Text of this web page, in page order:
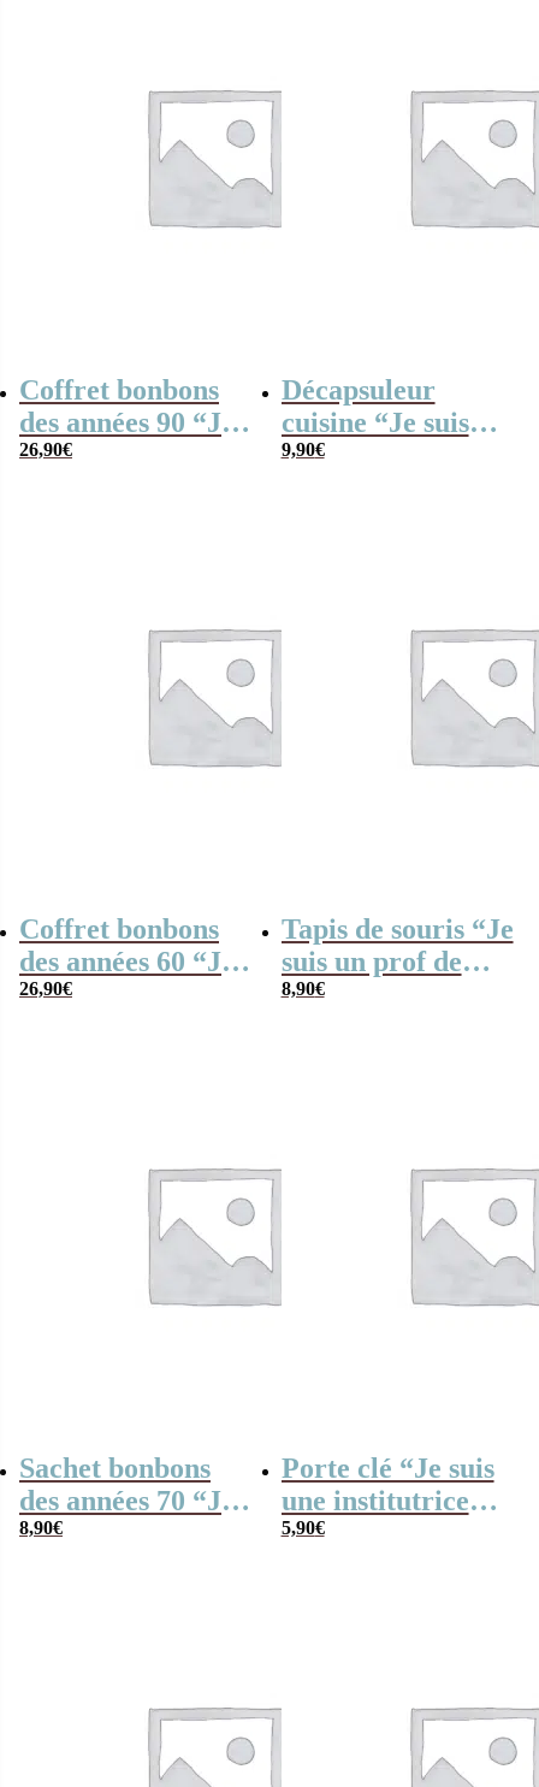
Coffret bonbons
des années 90 “Je
suis une prof de
26,90€
Décapsuleur
cuisine “Je suis
une institutrice
9,90€
Coffret bonbons
des années 60 “Je
suis un entraîneur
26,90€
Tapis de souris “Je
suis un prof de
judo qui déchire”
8,90€
Sachet bonbons
des années 70 “Je
suis un prof de
8,90€
Porte clé “Je suis
une institutrice
qui déchire”
5,90€